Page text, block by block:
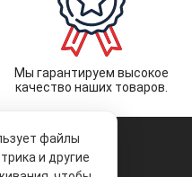
Мы гарантируем высокое
качество наших товаров.
файлы
и другие